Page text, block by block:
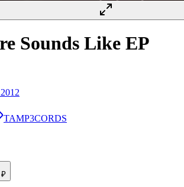
Sounds Like EP
TAMP3CORDS
₽